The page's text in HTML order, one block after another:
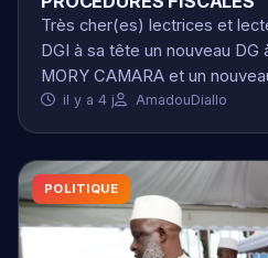
POLITIQUE